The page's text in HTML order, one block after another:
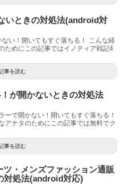
いときの対処法(android対
い！開いてもすぐ落ちる！ こんな経
ためにこの記事ではイノティア戦記4
事を読む
が開かないときの対処法
ーで開かない！開いてもすぐ落ちる！
アナタのためにこの記事では無料でク
事を読む
・メンズファッション通販
対処法(android対応)